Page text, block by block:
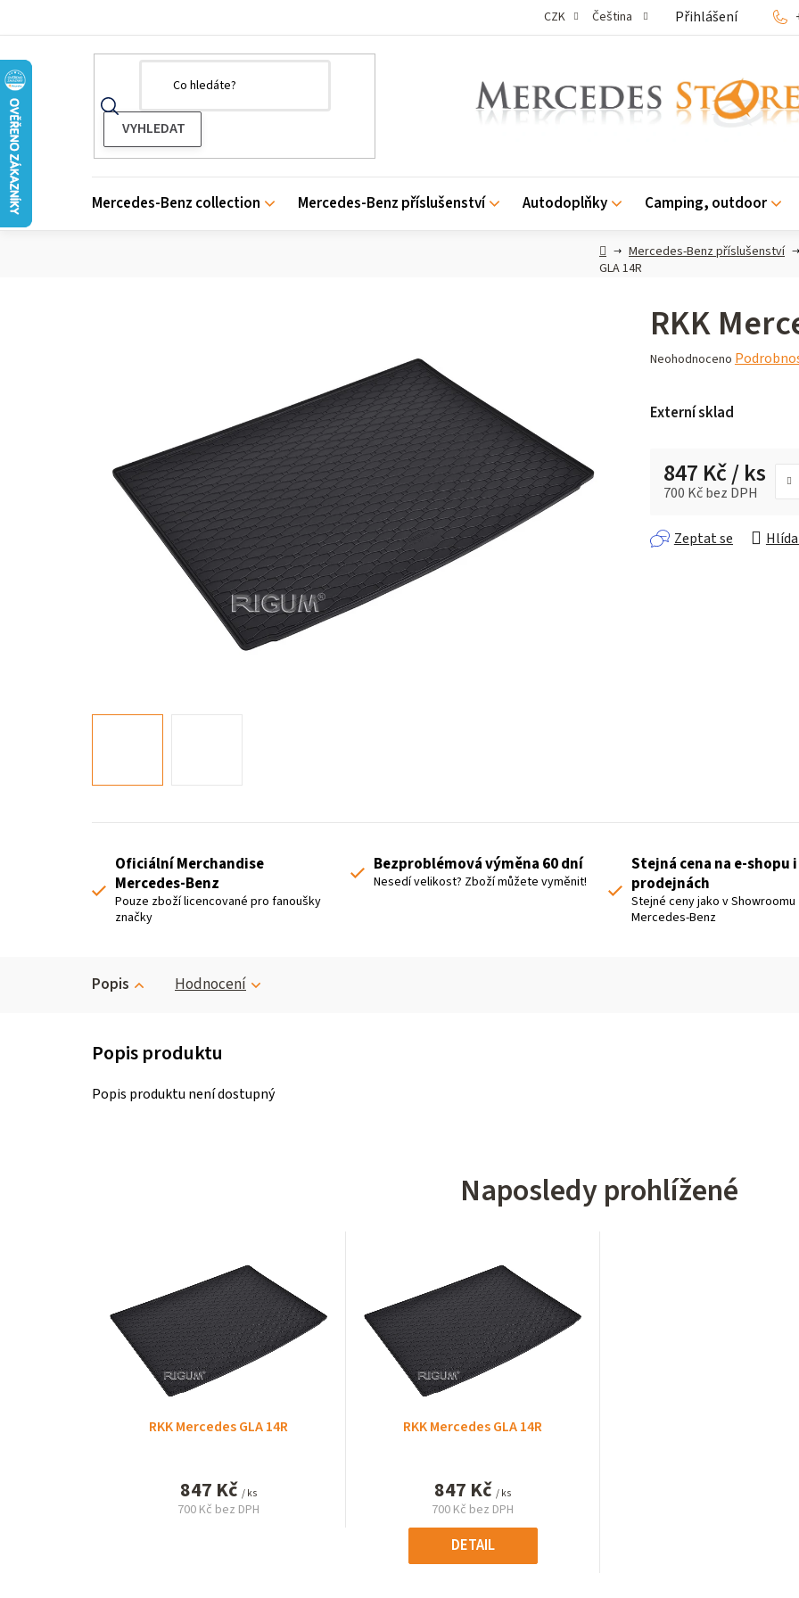
CZK Čeština Přihlášení
Mercedes-Benz collection Mercedes-Benz příslušenství Autodoplňky Camping, outdoor
DomůMercedes-Benz příslušenství
GLA 14R
RKK
Průměrné
je
hvězdiček.
Neohodnoceno
Externí sklad
847 Kč/ ks
700 Kč bez DPH
Zeptat se
Oficiální Merchandise
Mercedes-Benz
Pouze zboží licencované pro fanoušky
značky
Bezproblémová výměna 60 dní
Nesedí velikost? Zboží můžete vyměnit!
Stejná cena na e-shopu
prodejnách
Stejné ceny jako v Showroomu
Mercedes-Benz
Popis Hodnocení
Popis produktu není dostupný
Naposledy prohlížené
RKK Mercedes GLA 14R
847 Kč / ks
700 Kč bez DPH
RKK Mercedes GLA 14R
847 Kč / ks
700 Kč bez DPH
Měrná
cena:
DETAIL